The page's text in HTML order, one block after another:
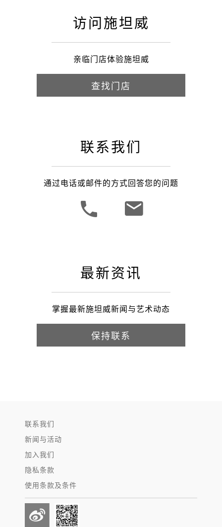
访问施坦威
亲临门店体验施坦威
查找门店
联系我们
通过电话或邮件的方式回答您的问题
最新资讯
掌握最新施坦威新闻与艺术动态
保持联系
联系我们
新闻与活动
加入我们
隐私条款
使用条款及条件